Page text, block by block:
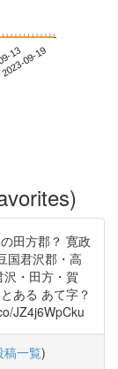
13
2023-09-19
田方郡？ 寛政
国君沢郡・高
・田方・賀
ある あて字？
JZ4j6WpCku
稿一覧)